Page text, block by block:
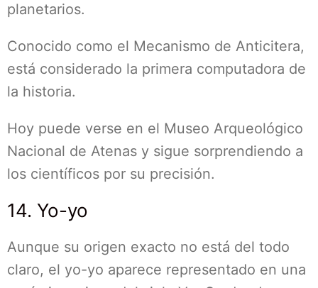
planetarios.
Conocido como el Mecanismo de Anticitera,
está considerado la primera computadora de
la historia.
Hoy puede verse en el Museo Arqueológico
Nacional de Atenas y sigue sorprendiendo a
los científicos por su precisión.
14. Yo-yo
Aunque su origen exacto no está del todo
claro, el yo-yo aparece representado en una